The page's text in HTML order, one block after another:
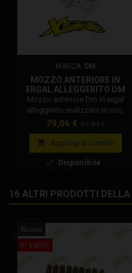
MARCA: DM
MOZZO ANTERIORE IN
ERGAL ALLEGGERITO DM
Mozzo anteriore Dm in ergal
alleggerito realizzato in cnc,
compatibile con tutti i cerchi Dm.
Prezzo
79,06 €
base
 Aggiungi al carrello
 Disponibile
16 ALTRI PRODOTTI
Nuovo
In saldo!